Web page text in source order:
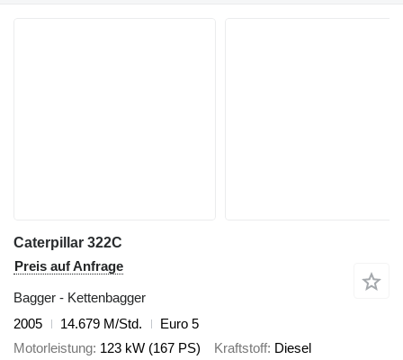
Caterpillar 322C
Preis auf Anfrage
Bagger - Kettenbagger
2005
14.679 M/Std.
Euro 5
Motorleistung 123 kW (167 PS) Kraftstoff Diesel